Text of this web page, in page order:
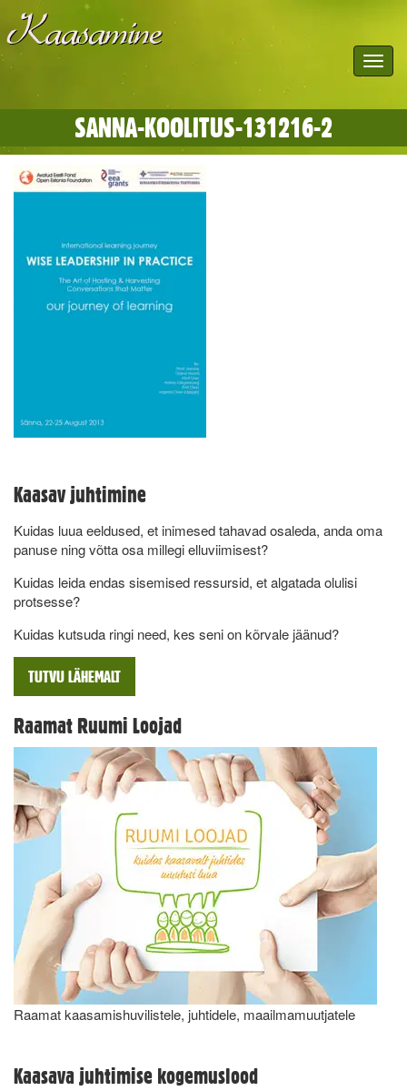
Toggle
SANNA-KOOLITUS-131216-2
Kaasav juhtimine
Kuidas luua eeldused, et inimesed tahavad osaleda, anda oma
panuse ning võtta osa millegi elluviimisest?
Kuidas leida endas sisemised ressursid, et algatada olulisi
protsesse?
Kuidas kutsuda ringi need, kes seni on kõrvale jäänud?
TUTVU LÄHEMALT
Raamat Ruumi Loojad
Raamat kaasamishuvilistele, juhtidele, maailmamuutjatele
Kaasava juhtimise kogemuslood